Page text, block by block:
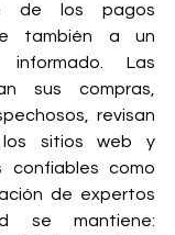
de los pagos
también a un
informado. Las
sus compras,
revisan
sitios web y
confiables como
de expertos
se mantiene: